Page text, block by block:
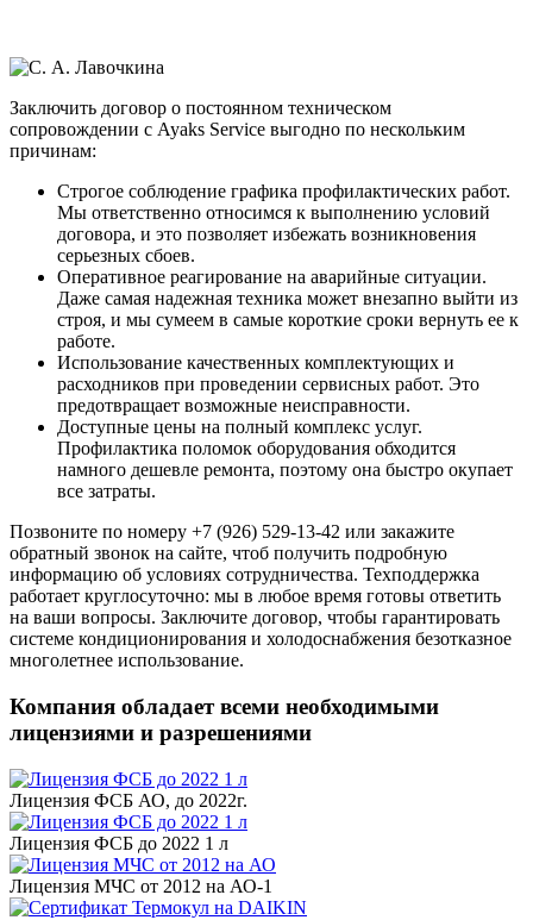
Заключить договор о постоянном техническом
сопровождении с Ayaks Service выгодно по нескольким
причинам:
Строгое соблюдение графика профилактических работ.
Мы ответственно относимся к выполнению условий
договора, и это позволяет избежать возникновения
серьезных сбоев.
Оперативное реагирование на аварийные ситуации.
Даже самая надежная техника может внезапно выйти из
строя, и мы сумеем в самые короткие сроки вернуть ее к
работе.
Использование качественных комплектующих и
расходников при проведении сервисных работ. Это
предотвращает возможные неисправности.
Доступные цены на полный комплекс услуг.
Профилактика поломок оборудования обходится
намного дешевле ремонта, поэтому она быстро окупает
все затраты.
Позвоните по номеру +7 (926) 529-13-42 или закажите
обратный звонок на сайте, чтоб получить подробную
информацию об условиях сотрудничества. Техподдержка
работает круглосуточно: мы в любое время готовы ответить
на ваши вопросы. Заключите договор, чтобы гарантировать
системе кондиционирования и холодоснабжения безотказное
многолетнее использование.
Компания обладает всеми необходимыми
лицензиями и разрешениями
Лицензия ФСБ АО, до 2022г.
Лицензия ФСБ до 2022 1 л
Лицензия МЧС от 2012 на АО-1